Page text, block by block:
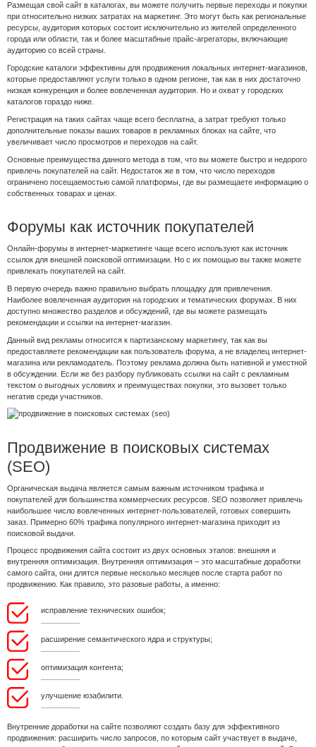
Размещая свой сайт в каталогах, вы можете получить первые переходы и покупки
при относительно низких затратах на маркетинг. Это могут быть как региональные
ресурсы, аудитория которых состоит исключительно из жителей определенного
города или области, так и более масштабные прайс-агрегаторы, включающие
аудиторию со всей страны.
Городские каталоги эффективны для продвижения локальных интернет-магазинов,
которые предоставляют услуги только в одном регионе, так как в них достаточно
низкая конкуренция и более вовлеченная аудитория. Но и охват у городских
каталогов гораздо ниже.
Регистрация на таких сайтах чаще всего бесплатна, а затрат требуют только
дополнительные показы ваших товаров в рекламных блоках на сайте, что
увеличивает число просмотров и переходов на сайт.
Основные преимущества данного метода в том, что вы можете быстро и недорого
привлечь покупателей на сайт. Недостаток же в том, что число переходов
ограничено посещаемостью самой платформы, где вы размещаете информацию о
собственных товарах и ценах.
Форумы как источник покупателей
Онлайн-форумы в интернет-маркетинге чаще всего используют как источник
ссылок для внешней поисковой оптимизации. Но с их помощью вы также можете
привлекать покупателей на сайт.
В первую очередь важно правильно выбрать площадку для привлечения.
Наиболее вовлеченная аудитория на городских и тематических форумах. В них
доступно множество разделов и обсуждений, где вы можете размещать
рекомендации и ссылки на интернет-магазин.
Данный вид рекламы относится к партизанскому маркетингу, так как вы
предоставляете рекомендации как пользователь форума, а не владелец интернет-
магазина или рекламодатель. Поэтому реклама должна быть нативной и уместной
в обсуждении. Если же без разбору публиковать ссылки на сайт с рекламным
текстом о выгодных условиях и преимуществах покупки, это вызовет только
негатив среди участников.
Продвижение в поисковых системах
(SEO)
Органическая выдача является самым важным источником трафика и
покупателей для большинства коммерческих ресурсов. SEO позволяет привлечь
наибольшее число вовлеченных интернет-пользователей, готовых совершить
заказ. Примерно 60% трафика популярного интернет-магазина приходит из
поисковой выдачи.
Процесс продвижения сайта состоит из двух основных этапов: внешняя и
внутренняя оптимизация. Внутренняя оптимизация – это масштабные доработки
самого сайта, они длятся первые несколько месяцев после старта работ по
продвижению. Как правило, это разовые работы, а именно:
исправление технических ошибок;
расширение семантического ядра и структуры;
оптимизация контента;
улучшение юзабилити.
Внутренние доработки на сайте позволяют создать базу для эффективного
продвижения: расширить число запросов, по которым сайт участвует в выдаче,